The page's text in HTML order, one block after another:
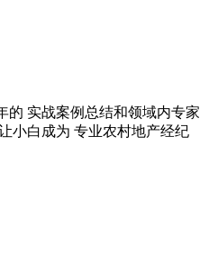
的 实战案例总结和领域内专家
小白成为 专业农村地产经纪